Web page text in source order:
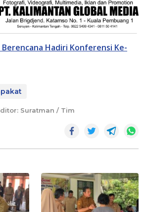
Hadiri Konferensi Ke-
Suratman / Tim